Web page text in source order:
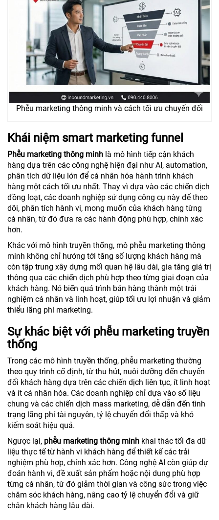
Phễu marketing thông minh và cách tối ưu chuyển đổi
Khái niệm smart marketing funnel
Phễu marketing thông minh là mô hình tiếp cận khách
hàng dựa trên các công nghệ hiện đại như AI, automation,
phân tích dữ liệu lớn để cá nhân hóa hành trình khách
hàng một cách tối ưu nhất. Thay vì dựa vào các chiến dịch
đồng loạt, các doanh nghiệp sử dụng công cụ này để theo
dõi, phân tích hành vi, mong muốn của khách hàng từng
cá nhân, từ đó đưa ra các hành động phù hợp, chính xác
hơn.
Khác với mô hình truyền thống, mô phễu marketing thông
minh không chỉ hướng tới tăng số lượng khách hàng mà
còn tập trung xây dựng mối quan hệ lâu dài, gia tăng giá trị
thông qua các chiến dịch phù hợp theo từng giai đoạn của
khách hàng. Nó biến quá trình bán hàng thành một trải
nghiệm cá nhân và linh hoạt, giúp tối ưu lợi nhuận và giảm
thiểu lãng phí marketing.
Sự khác biệt với phễu marketing truyền
thống
Trong các mô hình truyền thống, phễu marketing thường
theo quy trình cố định, từ thu hút, nuôi dưỡng đến chuyển
đổi khách hàng dựa trên các chiến dịch liên tục, ít linh hoạt
và ít cá nhân hóa. Các doanh nghiệp chỉ dựa vào số liệu
chung và các chiến dịch mass marketing, dễ dẫn đến tình
trạng lãng phí tài nguyên, tỷ lệ chuyển đổi thấp và khó
kiểm soát hiệu quả.
Ngược lại, phễu marketing thông minh khai thác tối đa dữ
liệu thực tế từ hành vi khách hàng để thiết kế các trải
nghiệm phù hợp, chính xác hơn. Công nghệ AI còn giúp dự
đoán hành vi, đề xuất sản phẩm hoặc nội dung phù hợp
từng cá nhân, từ đó giảm thời gian và công sức trong việc
chăm sóc khách hàng, nâng cao tỷ lệ chuyển đổi và giữ
chân khách hàng lâu dài.